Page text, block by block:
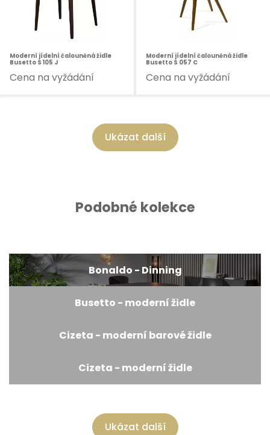
Moderní jídelní čalouněná židle
Busetto S 105 J
Cena na vyžádání
Moderní jídelní čalouněná židle
Busetto S 057 C
Cena na vyžádání
Ukázat další
Podobné kolekce
Bonaldo - Dinning
Busetto - moderní židle
Cizeta - moderní barové židle
Cizeta - moderní židle
Ukázat další